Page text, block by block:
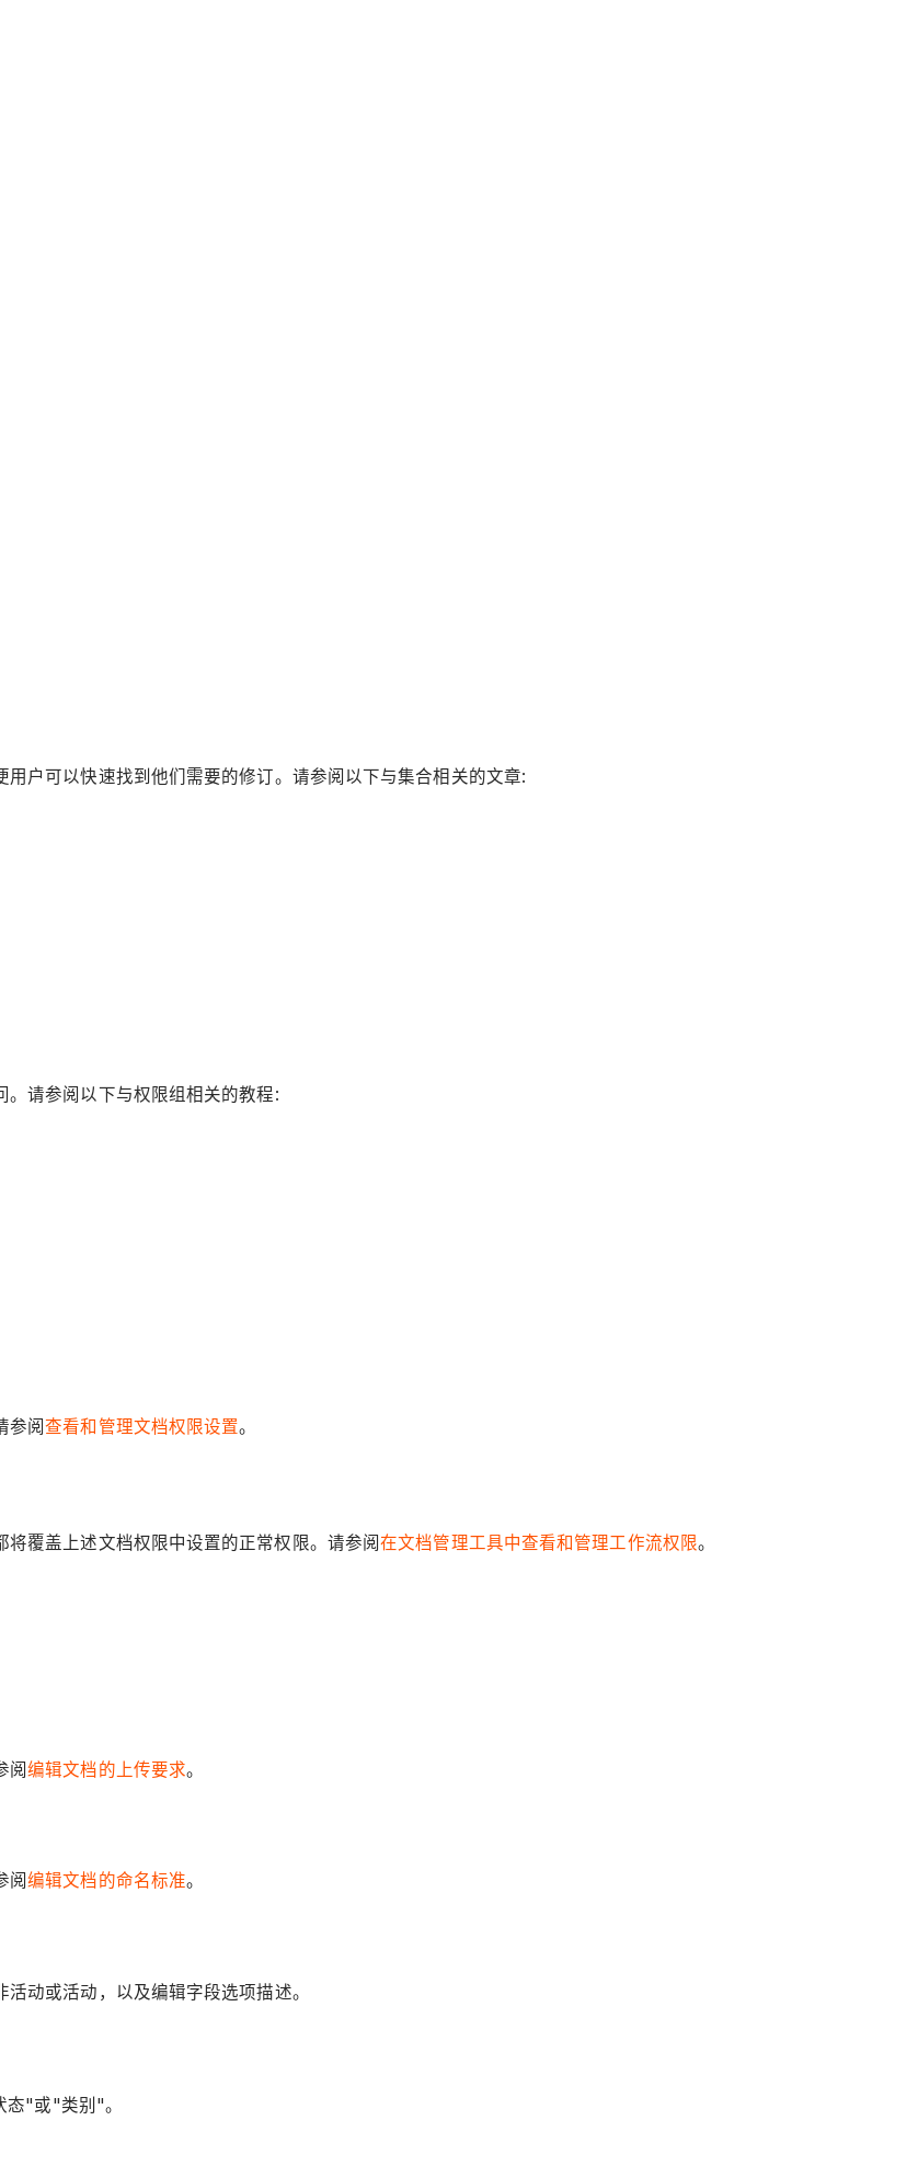
户可以快速找到他们需要的修订。请参阅以下与集合相关的文章:
请参阅以下与权限组相关的教程:
参阅查看和管理文档权限设置。
覆盖上述文档权限中设置的正常权限。请参阅在文档管理工具中查看和管理工作流权限。
阅编辑文档的上传要求。
阅编辑文档的命名标准。
动或活动，以及编辑字段选项描述。
"或"类别"。